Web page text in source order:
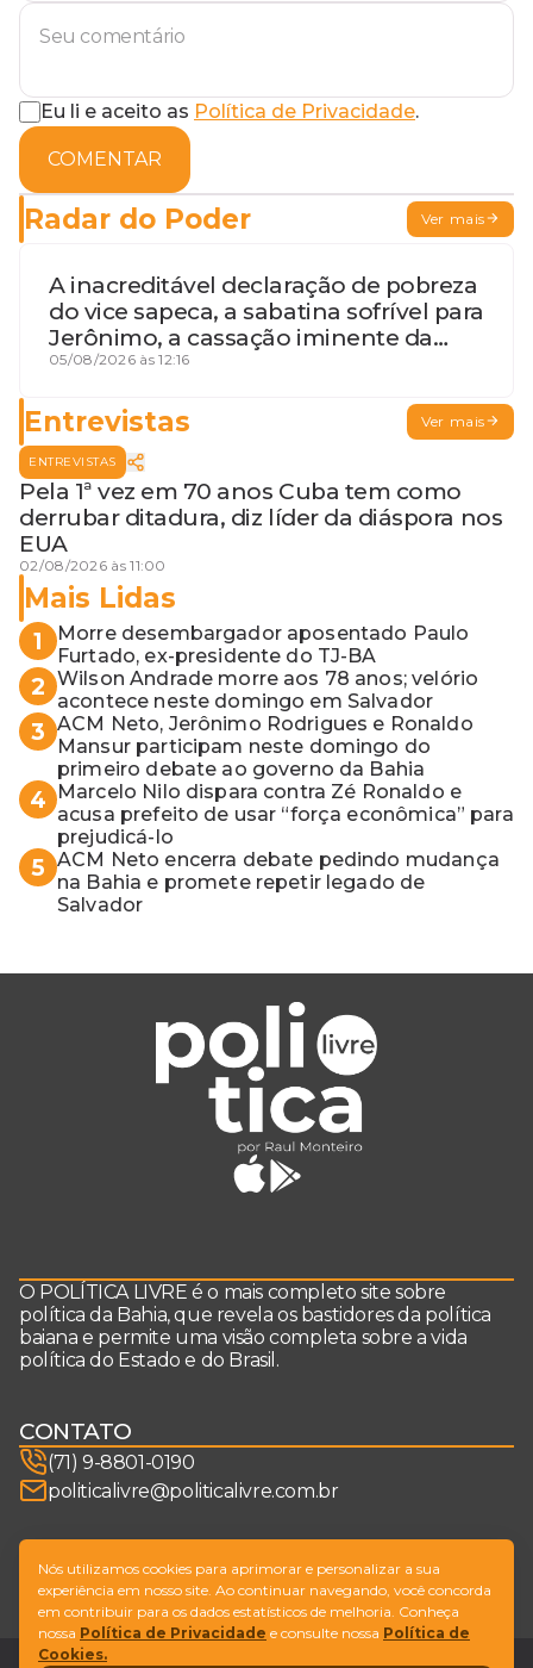
Eu li e aceito as Política de Privacidade.
COMENTAR
Radar do Poder Ver mais
A inacreditável declaração de pobreza
do vice sapeca, a sabatina sofrível para
Jerônimo, a cassação iminente da
desembargadora e a vaga do Quinto
05/08/2026 às 12:16
Entrevistas Ver mais
ENTREVISTAS
Pela 1ª vez em 70 anos Cuba tem como
derrubar ditadura, diz líder da diáspora nos
EUA
02/08/2026 às 11:00
Mais Lidas
1
Morre desembargador aposentado Paulo
Furtado, ex-presidente do TJ-BA
2 Wilson Andrade morre aos 78 anos; velório
acontece neste domingo em Salvador
3 ACM Neto, Jerônimo Rodrigues e Ronaldo
Mansur participam neste domingo do
primeiro debate ao governo da Bahia
4
Marcelo Nilo dispara contra Zé Ronaldo e
acusa prefeito de usar “força econômica” para
prejudicá-lo
5 ACM Neto encerra debate pedindo mudança
na Bahia e promete repetir legado de
Salvador
O POLÍTICA LIVRE é o mais completo site sobre
política da Bahia, que revela os bastidores da política
baiana e permite uma visão completa sobre a vida
política do Estado e do Brasil.
CONTATO
(71) 9-8801-0190
politicalivre@politicalivre.com.br
SIGA-NOS
Nós utilizamos cookies para aprimorar e personalizar a sua
experiência em nosso site. Ao continuar navegando, você concorda
em contribuir para os dados estatísticos de melhoria. Conheça
nossa Política de Privacidade e consulte nossa Política de
Cookies.